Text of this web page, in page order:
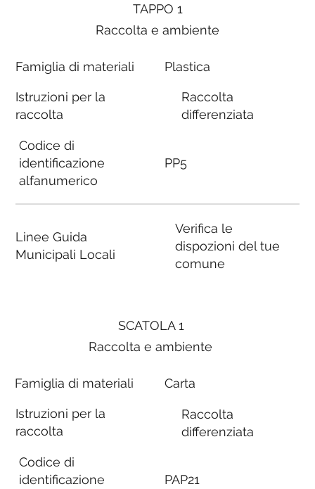
SCATOLA 1
Raccolta e ambiente
Famiglia di materiali
Istruzioni per la
raccolta
Codice di
identificazione
Carta
Raccolta
differenziata
PAP21
TAPPO 1
Raccolta e ambiente
Famiglia di materiali
Istruzioni per la
raccolta
Codice di
identificazione
alfanumerico
Linee Guida
Municipali Locali
Plastica
Raccolta
differenziata
PP5
Verifica le
dispozioni del tue
comune